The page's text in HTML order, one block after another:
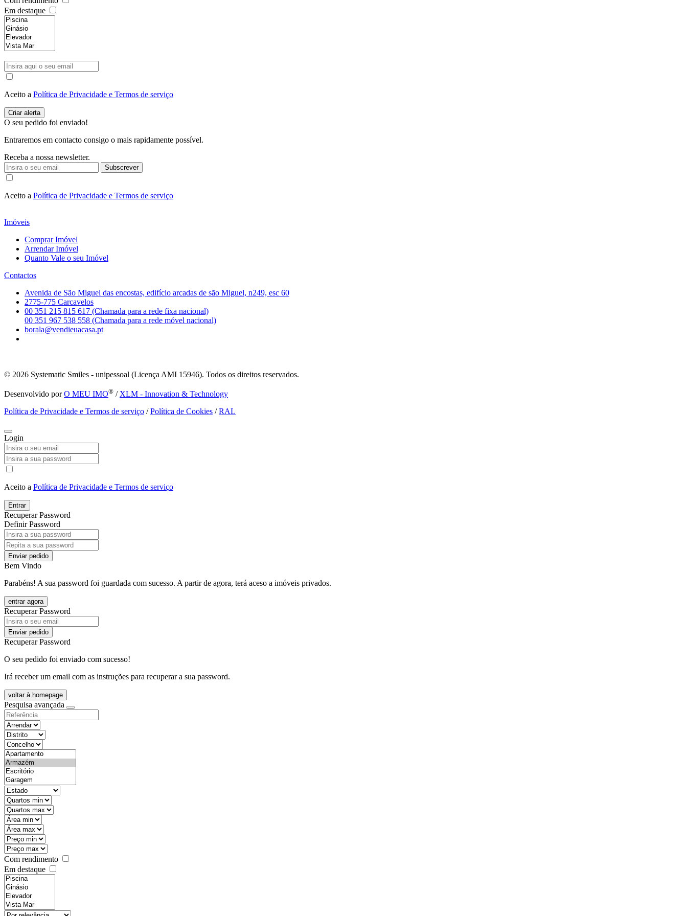
Em destaque
Aceito a Política de Privacidade e Termos de serviço
O seu pedido foi enviado!
Entraremos em contacto consigo o mais rapidamente possível.
Receba a nossa newsletter.
Subscrever
Aceito a Política de Privacidade e Termos de serviço
Imóveis
Comprar Imóvel
Arrendar Imóvel
Quanto Vale o seu Imóvel
Contactos
Avenida de São Miguel das encostas, edifício arcadas de são Miguel, n249, esc 60
2775-775 Carcavelos
00 351 215 815 617 (Chamada para a rede fixa nacional)
00 351 967 538 558 (Chamada para a rede móvel nacional)
borala@vendieuacasa.pt
© 2026 Systematic Smiles - unipessoal (Licença AMI 15946). Todos os direitos reservados.
Desenvolvido porO MEU IMO® / XLM - Innovation & Technology
Política de Privacidade e Termos de serviço /Política de Cookies /RAL
Login
Aceito a Política de Privacidade e Termos de serviço
Entrar
Recuperar Password
Definir Password
Enviar pedido
Bem Vindo
Parabéns! A sua password foi guardada com sucesso. A partir de agora, terá aceso a imóveis privados.
entrar agora
Recuperar Password
Enviar pedido
Recuperar Password
O seu pedido foi enviado com sucesso!
Irá receber um email com as instruções para recuperar a sua password.
voltar à homepage
Pesquisa avançada
objective
districtId
countyId
types
state
mintypo
maxtypo
minarea
maxarea
minprice
maxprice
Com rendimento
Em destaque
features